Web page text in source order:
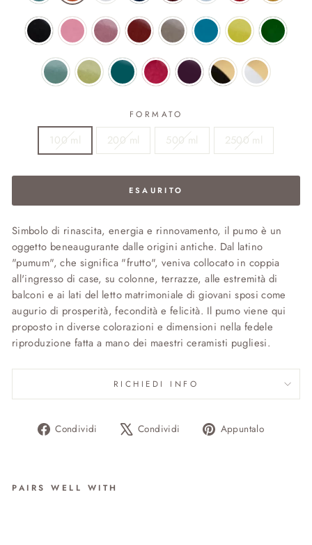
FORMATO
100 ml 200 ml 500 ml 2500 ml
ESAURITO
Simbolo di rinascita, energia e rinnovamento, il pumo è un
oggetto beneaugurante dalle origini antiche. Dal latino
"pumum", che significa "frutto", veniva collocato in coppia
all'ingresso di case, su colonne, terrazze, alle estremità di
balconi e ai lati del letto matrimoniale di giovani sposi come
augurio di prosperità, fecondità e felicità. Il pumo viene qui
proposto in diverse colorazioni e dimensioni nella fedele
riproduzione fatta a mano dei maestri ceramisti pugliesi.
RICHIEDI INFO
Condividi
CondividiCondividi
Twitta Appuntalo
PAIRS WELL WITH